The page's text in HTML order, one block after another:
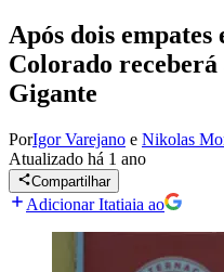
Após dois
Colorado receberá
Gigante
PorIgor Varejano e Nikolas
Atualizado há 1 ano
Compartilhar
Adicionar Itatiaia ao